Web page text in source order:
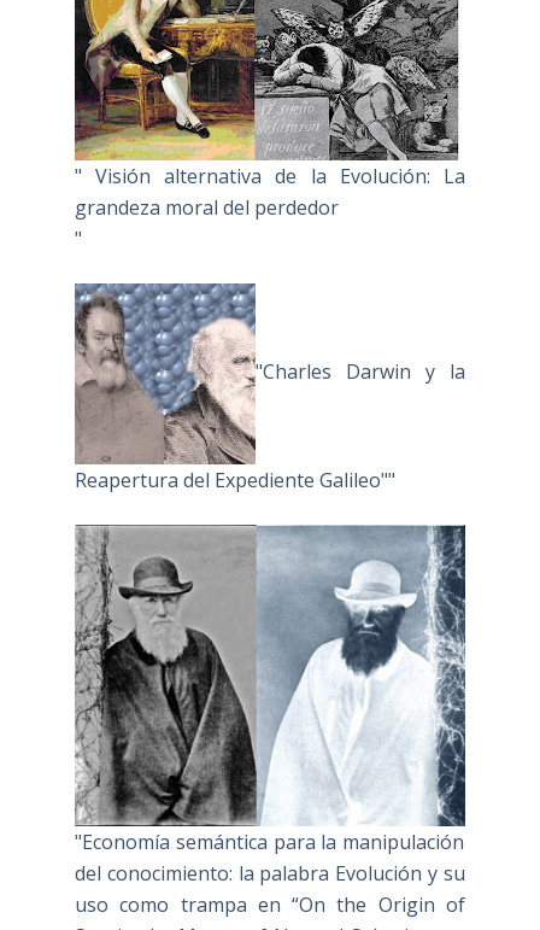
" Visión alternativa de la Evolución: La
grandeza moral del perdedor
"
"Charles Darwin y la
Reapertura del Expediente Galileo""
"Economía semántica para la manipulación
del conocimiento: la palabra Evolución y su
uso como trampa en “On the Origin of